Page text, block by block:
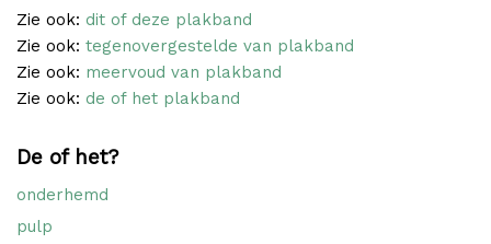
Zie ook: dit of deze plakband
Zie ook: tegenovergestelde van plakband
Zie ook: meervoud van plakband
Zie ook: de of het plakband
De of het?
onderhemd
pulp